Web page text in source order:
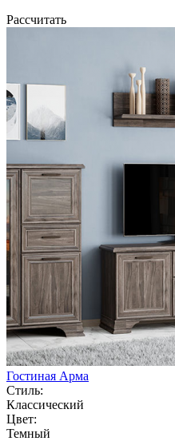
Рассчитать
Гостиная Арма
Стиль:
Классический
Цвет:
Темный